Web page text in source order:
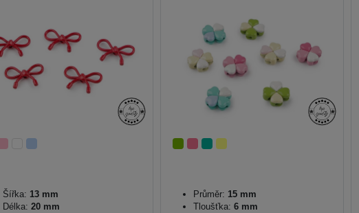
Šířka: 13 mm
Délka: 20 mm
Průměr: 15 mm
Tloušťka: 6 mm